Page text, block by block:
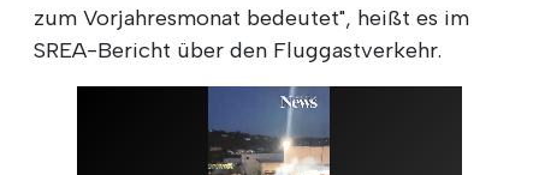
zum Vorjahresmonat bedeutet", heißt es im
SREA-Bericht über den Fluggastverkehr.